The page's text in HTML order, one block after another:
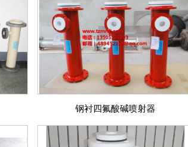
钢衬四氟酸碱喷射器